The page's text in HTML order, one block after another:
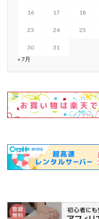
16 17 18
23 24 25
30
31
« 7月